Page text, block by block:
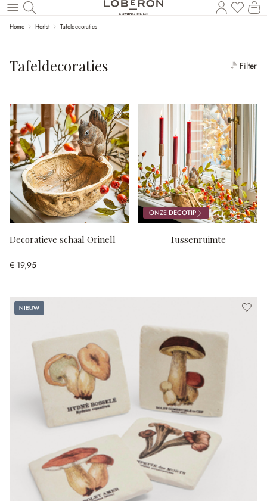
Naar de hoofdinhoud
Home Herfst Tafeldecoraties
Tafeldecoraties Filter
Decoratieve schaal Orinell
€ 19,95
ONZEDECOTIP
Tussenruimte
Nieuw